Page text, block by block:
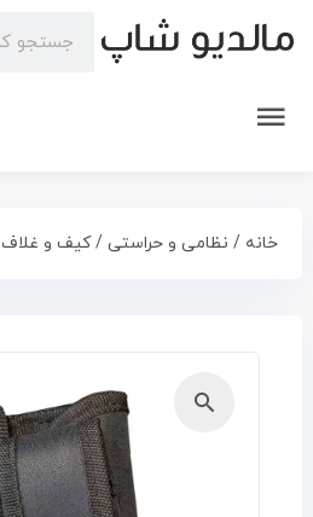
خانه / نظامی و حراستی/کیف و غلاف